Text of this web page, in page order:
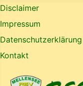
Disclaimer
Impressum
Datenschutzerklärung
Kontakt